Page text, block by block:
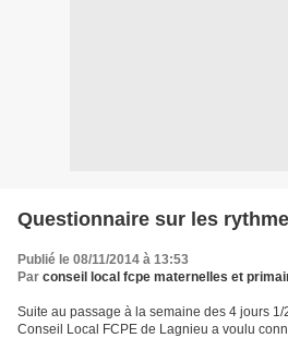
Questionnaire sur les
Publié le 08/11/2014 à 13:53
Par conseil local fcpe maternelles et
Suite au passage à la semaine des 4 jours
Conseil Local FCPE de Lagnieu a voulu